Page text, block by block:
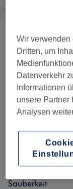
Onda Coolwaves
4,9
Ambiente
Sauberkeit
Wir
Dritten, um
Datenverkehr
Informationen
unsere Partner
Analysen